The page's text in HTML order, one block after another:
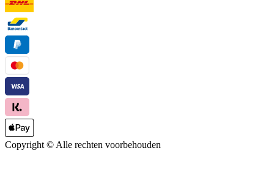
Copyright © Alle rechten voorbehouden